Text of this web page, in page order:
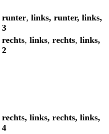
runter, links, runter, links,
3
rechts, links, rechts, links,
2
rechts, links, rechts, links,
4